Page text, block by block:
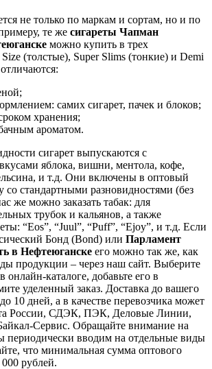
не только по маркам и сортам, но и по
те же сигареты Чапман
можно купить в трех
(толстые), Super Slims (тонкие) и Demi
самих сигарет, пачек и блоков;
хранения;
ароматом.
сигарет выпускаются с
яблока, вишни, ментола, кофе,
и т.д. Они включены в оптовый
со стандартными разновидностями (без
же можно заказать табак: для
трубок и кальянов, а также
“Eos”, “Juul”, “Puff”, “Ejoy”, и т.д. Если
Бонд (Bond) или Парламент
в Нефтеюганске его можно так же, как
продукции – через наш сайт. Выберите
онлайн-каталоге, добавьте его в
уделенный заказ. Доставка до вашего
10 дней, а в качестве перевозчика может
России, СДЭК, ПЭК, Деловые Линии,
Сервис. Обращайте внимание на
периодически вводим на отдельные виды
что минимальная сумма оптового
000 рублей.